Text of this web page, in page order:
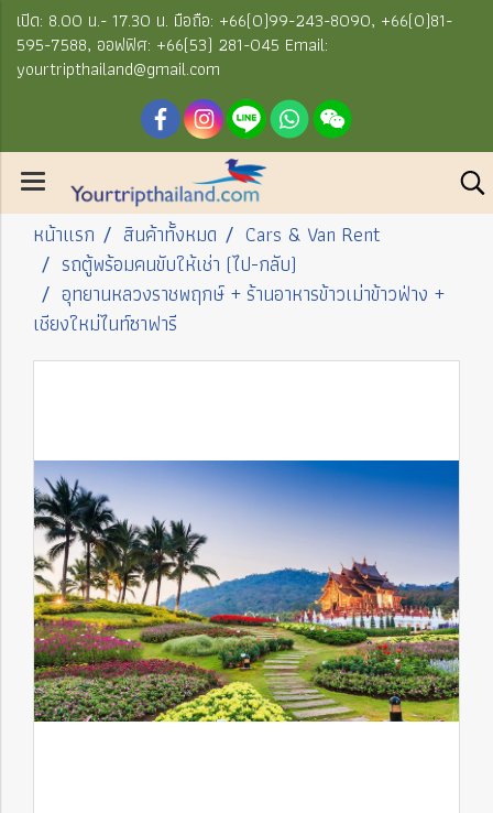
เปิด: 8.00 น.- 17.30 น. มือถือ: +66(0)99-243-8090, +66(0)81-
595-7588, ออฟฟิศ: +66(53) 281-045 Email:
yourtripthailand@gmail.com
หน้าแรก สินค้าทั้งหมด
Cars & Van Rent
รถตู้พร้อมคนขับให้เช่า (ไป-กลับ)
อุทยานหลวงราชพฤกษ์ + ร้านอาหารข้าวเม่าข้าวฟ่าง +
เชียงใหม่ไนท์ซาฟารี